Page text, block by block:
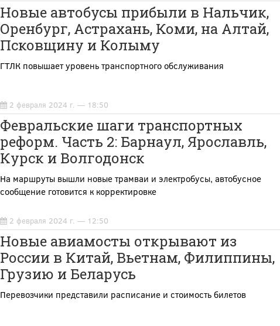
Новые автобусы прибыли в Нальчик,
Оренбург, Астрахань, Коми, на Алтай,
Псковщину и Колыму
ГТЛК повышает уровень транспортного обслуживания
2 февраля 2024 г. — 18:50
Февральские шаги транспортных
реформ. Часть 2: Барнаул, Ярославль,
Курск и Волгодонск
На маршруты вышли новые трамваи и электробусы, автобусное
сообщение готовится к корректировке
2 февраля 2024 г. — 12:50
Новые авиамосты открывают из
России в Китай, Вьетнам, Филиппины,
Грузию и Беларусь
Перевозчики представили расписание и стоимость билетов